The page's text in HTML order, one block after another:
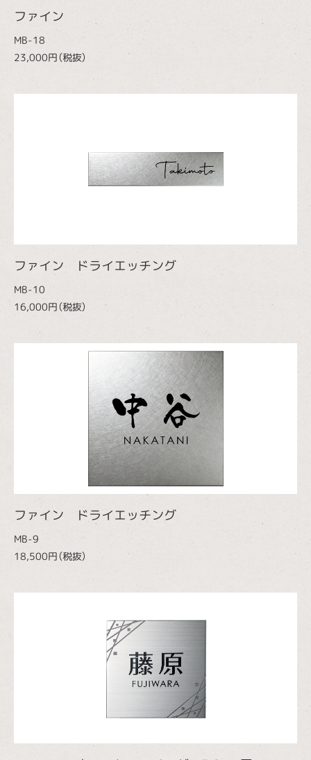
ファイン
MB-18
23,000円（税抜）
ファイン ドライエッチング
MB-10
16,000円（税抜）
ファイン ドライエッチング
MB-9
18,500円（税抜）